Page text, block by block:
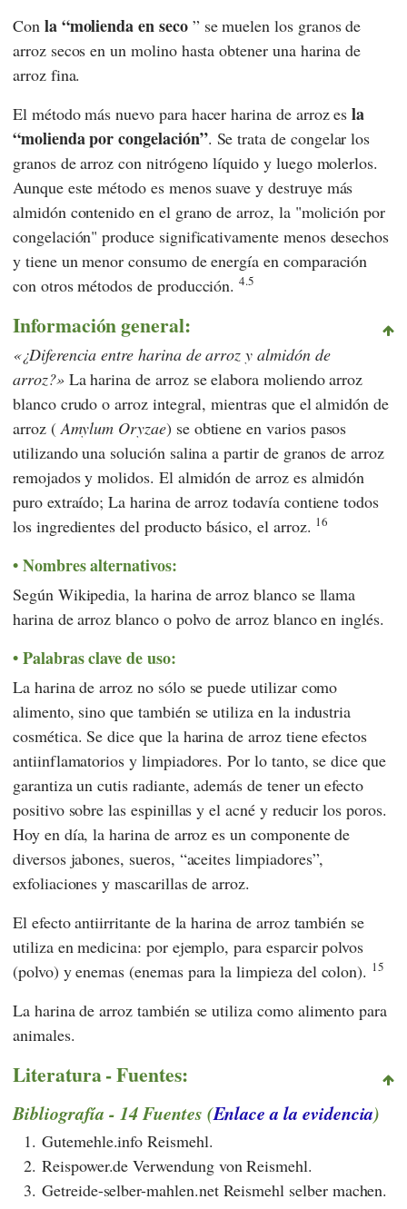
Con la “molienda en seco” se muelen los granos de
arroz secos en un molino hasta obtener una harina de
arroz fina.
El método más nuevo para hacer harina de arroz esla
“molienda por congelación”. Se trata de congelar los
granos de arroz con nitrógeno líquido y luego molerlos.
Aunque este método es menos suave y destruye más
almidón contenido en el grano de arroz, la "molición por
congelación" produce significativamente menos desechos
y tiene un menor consumo de energía en comparación
con otros métodos de producción.4.5
Información general:
¿Diferencia entre harina de arroz y almidón de
arroz? La harina de arroz se elabora moliendo arroz
blanco crudo o arroz integral, mientras que el almidón de
arroz ( Amylum Oryzae) se obtiene en varios pasos
utilizando una solución salina a partir de granos de arroz
remojados y molidos. El almidón de arroz es almidón
puro extraído; La harina de arroz todavía contiene todos
los ingredientes del producto básico, el arroz. 16
Nombres alternativos:
Según Wikipedia, la harina de arroz blanco se llama
harina de arroz blanco o polvo de arroz blanco en inglés.
Palabras clave de uso:
La harina de arroz no sólo se puede utilizar como
alimento, sino que también se utiliza en la industria
cosmética. Se dice que la harina de arroz tiene efectos
antiinflamatorios y limpiadores. Por lo tanto, se dice que
garantiza un cutis radiante, además de tener un efecto
positivo sobre las espinillas y el acné y reducir los poros.
Hoy en día, la harina de arroz es un componente de
diversos jabones, sueros, “aceites limpiadores”,
exfoliaciones y mascarillas de arroz.
El efecto antiirritante de la harina de arroz también se
utiliza en medicina: por ejemplo, para esparcir polvos
(polvo) y enemas (enemas para la limpieza del colon). 15
La harina de arroz también se utiliza como alimento para
animales.
Literatura - Fuentes:
Bibliografía - 14 Fuentes (Enlace a la evidencia)
1. Gutemehle.info Reismehl.
2. Reispower.de Verwendung von Reismehl.
3. Getreide-selber-mahlen.net Reismehl selber machen.